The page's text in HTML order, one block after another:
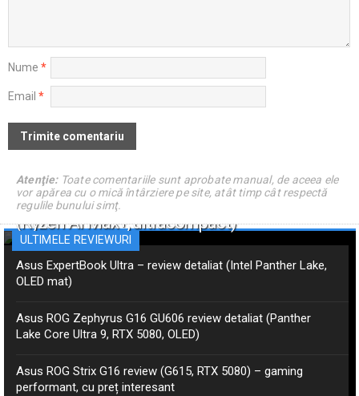
Nume *
Email *
Atenţie:Toate comentariile sunt aprobate manual, de aceea ele
vor apărea cu o mică întârziere pe site, atât timp cât respectă
regulile bunului simţ.
ULTIMELE REVIEWURI
Asus ProArt PX13 GoPro – review detaliat
(Ryzen AI Max+, ultracompact)
Asus ExpertBook Ultra – review detaliat (Intel Panther Lake,
OLED mat)
Asus ROG Zephyrus G16 GU606 review detaliat (Panther
Lake Core Ultra 9, RTX 5080, OLED)
Asus ROG Strix G16 review (G615, RTX 5080) – gaming
performant, cu preț interesant